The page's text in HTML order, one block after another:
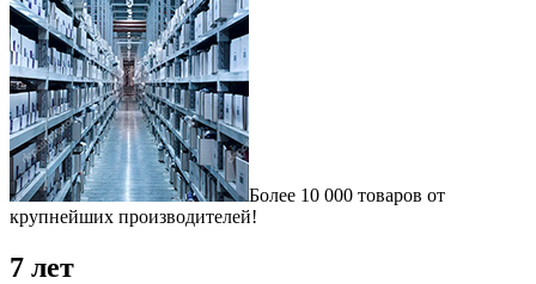
Более 10 000 товаров от
крупнейших производителей!
7 лет